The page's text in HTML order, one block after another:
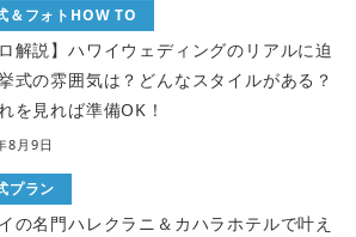
＆フォトHOW TO
ロ解説】ハワイウェディングのリアルに迫
式の雰囲気は？どんなスタイルがある？
を見れば準備OK！
8月9日
プラン
の名門ハレクラニ＆カハラホテルで叶え